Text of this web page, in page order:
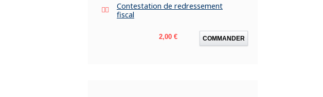
Contestation de redressement
fiscal
Prix
2,00 € COMMANDER